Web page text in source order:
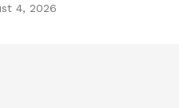
4, 2026